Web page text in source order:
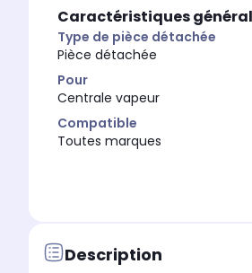
Caractéristiques
Type de pièce détachée
Pièce détachée
Pour
Centrale vapeur
Compatible
Toutes marques
Description